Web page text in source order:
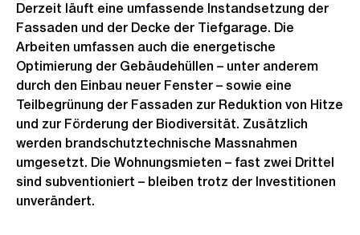
Derzeit läuft eine umfassende Instandsetzung der
Fassaden und der Decke der Tiefgarage. Die
Arbeiten umfassen auch die energetische
Optimierung der Gebäudehüllen – unter anderem
durch den Einbau neuer Fenster – sowie eine
Teilbegrünung der Fassaden zur Reduktion von Hitze
und zur Förderung der Biodiversität. Zusätzlich
werden brandschutztechnische Massnahmen
umgesetzt. Die Wohnungsmieten – fast zwei Drittel
sind subventioniert – bleiben trotz der Investitionen
unverändert.